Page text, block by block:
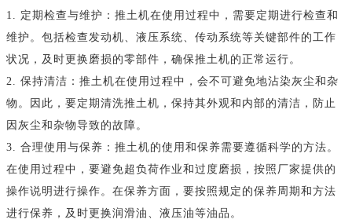
1. 定期检查与维护：推土机在使用过程中，需要定期进行检查和
维护。包括检查发动机、液压系统、传动系统等关键部件的工作
状况，及时更换磨损的零部件，确保推土机的正常运行。
2. 保持清洁：推土机在使用过程中，会不可避免地沾染灰尘和杂
物。因此，要定期清洗推土机，保持其外观和内部的清洁，防止
因灰尘和杂物导致的故障。
3. 合理使用与保养：推土机的使用和保养需要遵循科学的方法。
在使用过程中，要避免超负荷作业和过度磨损，按照厂家提供的
操作说明进行操作。在保养方面，要按照规定的保养周期和方法
进行保养，及时更换润滑油、液压油等油品。